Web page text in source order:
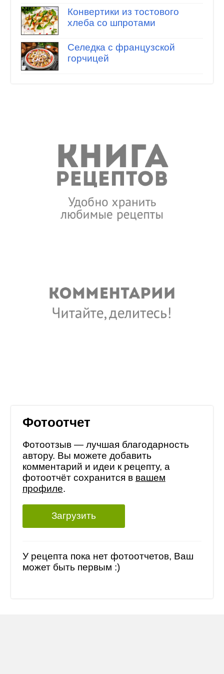
Конвертики из тостового
хлеба со шпротами
Селедка с французской
горчицей
Фотоотчет
Фотоотзыв — лучшая благодарность
автору. Вы можете добавить
комментарий и идеи к рецепту, а
фотоотчёт сохранится в вашем
профиле.
Загрузить
У рецепта пока нет фотоотчетов, Ваш
может быть первым :)